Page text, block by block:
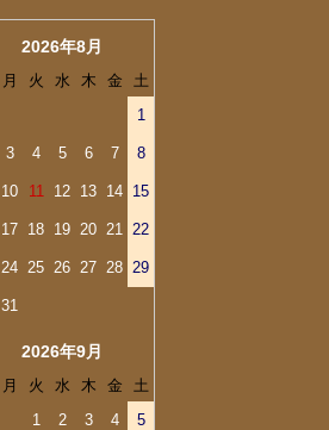
2026年8月
月 火 水 木 金
土
1
3 4 5 6 7 8
10 11 12 13 14 15
17 18 19 20 21 22
24 25 26 27 28 29
31
2026年9月
月 火 水 木 金
土
1
2 3 4 5